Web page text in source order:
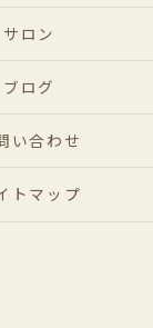
サロン
ブログ
い合わせ
トマップ